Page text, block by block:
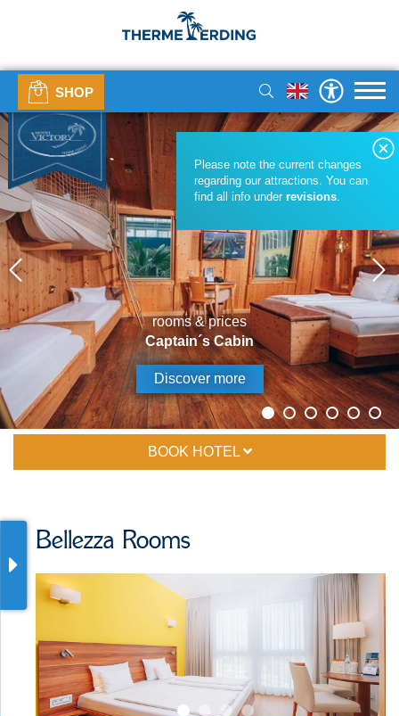
SHOP
Please note the current changes
regarding our attractions. You can
find all info under revisions.
rooms & prices
Captain´s Cabin
Discover more
BOOK HOTEL
Bellezza Rooms